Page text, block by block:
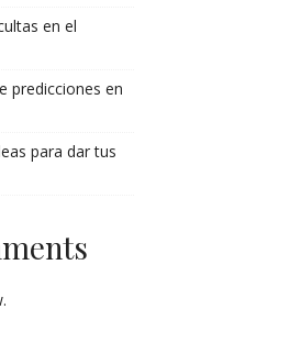
en el
predicciones en
para dar tus